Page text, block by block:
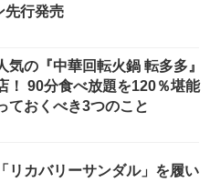
先行発売
気の『中華回転火鍋 転多多』
！ 90分食べ放題を120％堪能
ておくべき3つのこと
リカバリーサンダル」を履い